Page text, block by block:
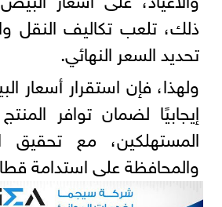
ذلك، تلعب تكاليف النقل
تحديد السعر النهائي.
ولهذا، فإن استقرار أسعار
إيجابيًا لضمان توافر
المستهلكين، مع تحقيق
والمحافظة على استدامة